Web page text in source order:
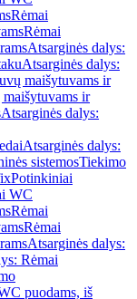
Rėmai
Rėmai
Atsarginės dalys:
Atsarginės dalys:
maišytuvams ir
ir
Atsarginės dalys:
Atsarginės dalys:
sistemosTiekimo
Potinkiniai
WC
Rėmai
Rėmai
Atsarginės dalys:
Rėmai
puodams, iš